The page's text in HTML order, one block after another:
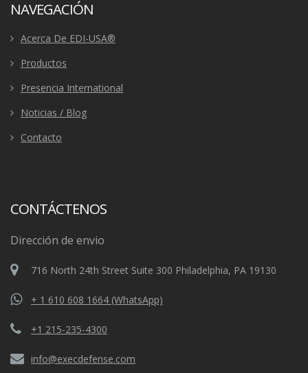
NAVEGACIÓN
Acerca De EDI-USA®
Productos
Presencia International
Noticias / Blog
Contacto
CONTÁCTENOS
Dirección de envio
716 North 24th Street Suite 300 Philadelphia, PA 19130
+ 1 610 608 1664 (WhatsApp)
+1 215-235-4300
info@execdefense.com